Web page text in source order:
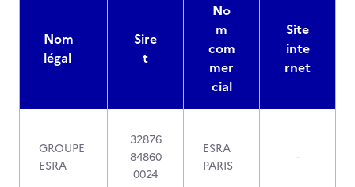
Nom
légal
Sire
t
No
m
com
mer
cial
Site
inte
rnet
GROUPE
ESRA
32876
84860
0024
ESRA
PARIS
-